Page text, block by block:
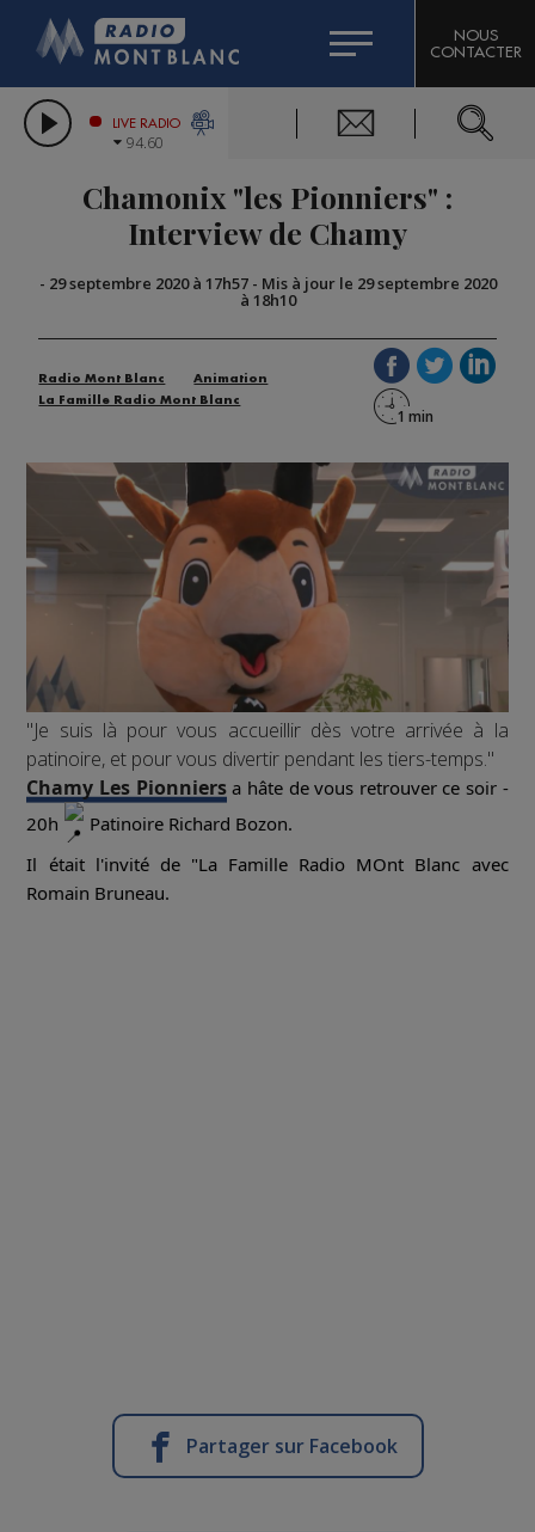
LES CHRONIQUES DE L'EXPERT
CITIZEN MACHINERY
GRAND MASSIF DOMAINES SKIABLES
BIGARD
COMPAGNIE DU MONT-BLANC
NOUS
CONTACTER
LIVE RADIO
94.60
Chamonix "les Pionniers" :
Interview de Chamy
- 29 septembre 2020 à 17h57- Mis à jour le 29 septembre 2020
à 18h10
Radio Mont Blanc
Animation
La Famille Radio Mont Blanc
"Je suis là pour vous accueillir dès votre arrivée à la
patinoire, et pour vous divertir pendant les tiers-temps."
Chamy Les Pionniersa hâte de vous retrouver ce soir -
20h
Patinoire Richard Bozon.
Il était l'invité de "La Famille Radio MOnt Blanc avec
Romain Bruneau.
Partager sur Facebook